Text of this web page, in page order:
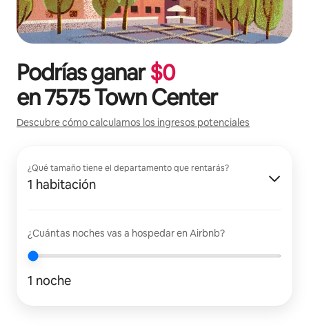
Podrías ganar$0
en7575 Town Center
Descubre cómo calculamos los ingresos potenciales
¿Qué tamaño tiene el departamento que rentarás?
1 habitación
¿Cuántas noches vas a hospedar en Airbnb?
1 noche